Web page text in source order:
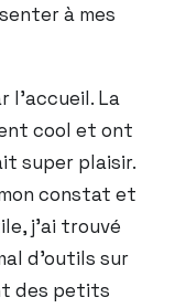
à mes
l’accueil. La
cool et ont
super plaisir.
constat et
j’ai trouvé
d’outils sur
des petits